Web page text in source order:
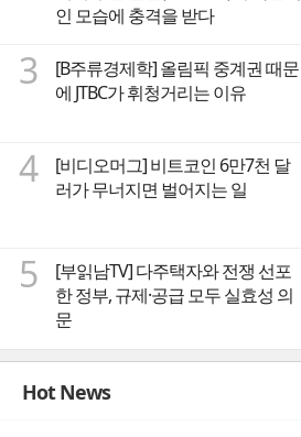
인 모습에 충격을 받다
3
[B주류경제학] 올림픽 중계권 때문
에 JTBC가 휘청거리는 이유
4
[비디오머그] 비트코인 6만7천 달
러가 무너지면 벌어지는 일
5
[부읽남TV] 다주택자와 전쟁 선포
한 정부, 규제·공급 모두 실효성 의
문
Hot News